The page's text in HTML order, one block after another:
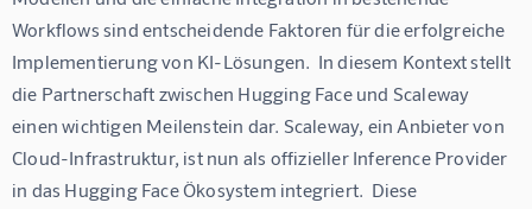
Workflows sind entscheidende Faktoren für die erfolgreiche
Implementierung von KI-Lösungen.  In diesem Kontext stellt
die Partnerschaft zwischen Hugging Face und Scaleway
einen wichtigen Meilenstein dar. Scaleway, ein Anbieter von
Cloud-Infrastruktur, ist nun als offizieller Inference Provider
in das Hugging Face Ökosystem integriert.  Diese